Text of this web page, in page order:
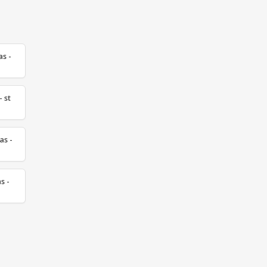
-
st
-
-